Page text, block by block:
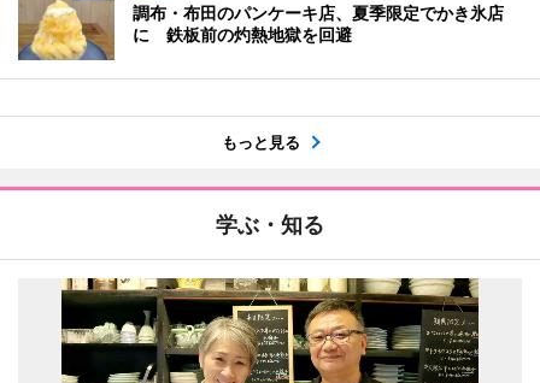
調布・布田のパンケーキ店、夏季限定でかき氷店
に 鉄板前の灼熱地獄を回避
もっと見る
学ぶ・知る